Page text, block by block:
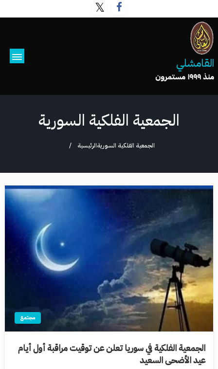
القامشلي
منذ ١٩٩٩ مستمرون
الجمعية الفلكية السورية
الرئيسيةالجمعية الفلكية السورية
مجتمع
الجمعية الفلكية في سوريا تعلن عن توقيت مراقبة أول أيام
عيد الأضحى السعيد